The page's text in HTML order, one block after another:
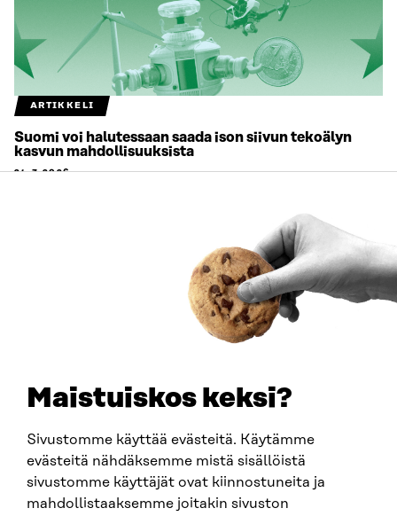
Maistuiskos keksi?
Sivustomme käyttää evästeitä. Käytämme
evästeitä nähdäksemme mistä sisällöistä
sivustomme käyttäjät ovat kiinnostuneita ja
mahdollistaaksemme joitakin sivuston
ARTIKKELI
Suomi voi halutessaan saada ison siivun tekoälyn
kasvun mahdollisuuksista
24.3.2026
Sitra